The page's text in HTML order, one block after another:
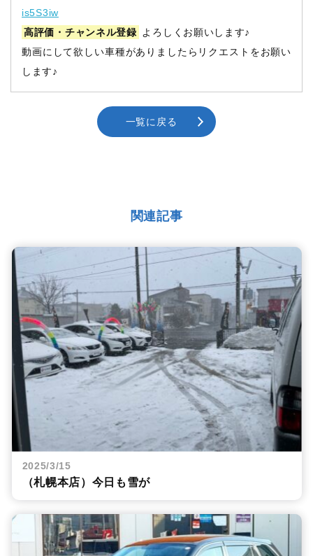
is5S3iw
高評価・チャンネル登録
よろしくお願いします♪
動画にして欲しい車種がありましたらリクエストをお願い
します♪
一覧に戻る
関連記事
2025/3/15
（札幌本店）今日も雪が